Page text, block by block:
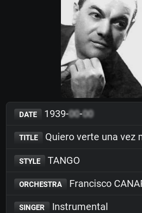
DATE 1939-00-00
TITLE Quiero verte una vez
STYLE TANGO
ORCHESTRA Francisco
SINGER Instrumental